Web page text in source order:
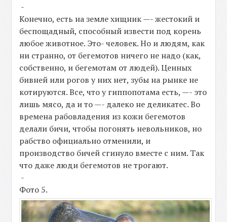
-
Конечно, есть на земле хищник —- жестокий и
беспощадный, способный извести под корень
любое животное. Это- человек. Но и людям, как
ни странно, от бегемотов ничего не надо (как,
собственно, и бегемотам от людей). Ценных
бивней или рогов у них нет, зубы на рынке не
котируются. Все, что у гиппопотама есть, —- это
лишь мясо, да и то —- далеко не деликатес. Во
времена рабовладения из кожи бегемотов
делали бичи, чтобы погонять невольников, но
рабство официально отменили, и
производство бичей сгинуло вместе с ним. Так
что даже люди бегемотов не трогают.
-
Фото 5.